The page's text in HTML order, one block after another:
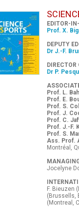
EDITOR-
Prof. X.
DEPUTY
Dr J.-F.
Dr P.
Prof. L.
Prof. E.
Prof. S.
Prof. J.
Prof. C.
Prof. J.-F.
Prof. S.
Ass. Prof.
Montréal,
Jocelyne
F. Bieuzen
(Brussells,
(Montreal,